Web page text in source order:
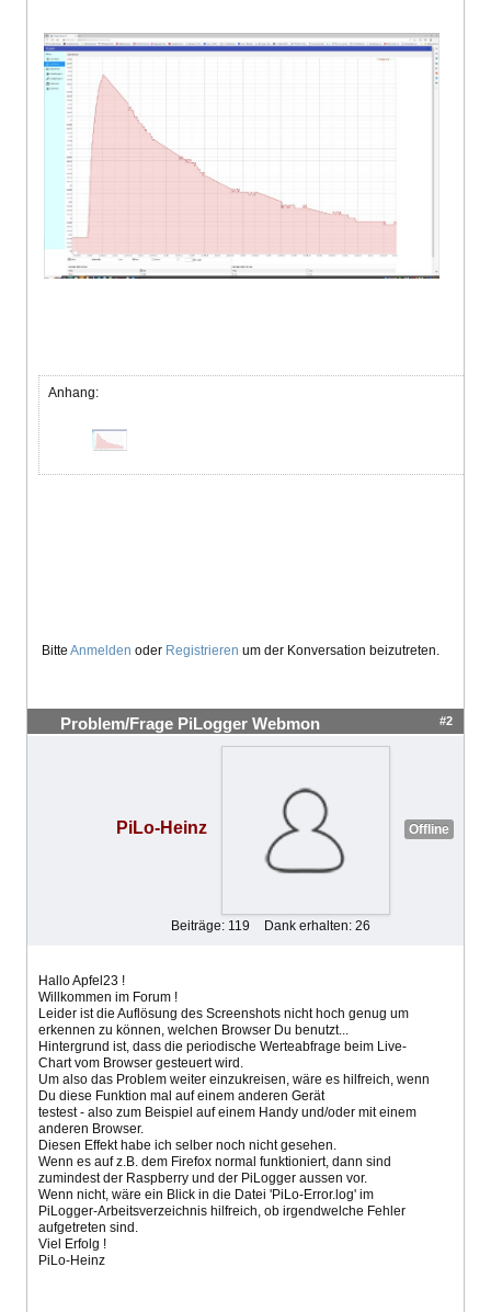
Anhang:
Bitte Anmelden oder Registrieren um der Konversation beizutreten.
Problem/Frage PiLogger Webmon #2
PiLo-Heinz Offline
Beiträge: 119 Dank erhalten: 26
Hallo Apfel23 !
Willkommen im Forum !
Leider ist die Auflösung des Screenshots nicht hoch genug um
erkennen zu können, welchen Browser Du benutzt...
Hintergrund ist, dass die periodische Werteabfrage beim Live-
Chart vom Browser gesteuert wird.
Um also das Problem weiter einzukreisen, wäre es hilfreich, wenn
Du diese Funktion mal auf einem anderen Gerät
testest - also zum Beispiel auf einem Handy und/oder mit einem
anderen Browser.
Diesen Effekt habe ich selber noch nicht gesehen.
Wenn es auf z.B. dem Firefox normal funktioniert, dann sind
zumindest der Raspberry und der PiLogger aussen vor.
Wenn nicht, wäre ein Blick in die Datei 'PiLo-Error.log' im
PiLogger-Arbeitsverzeichnis hilfreich, ob irgendwelche Fehler
aufgetreten sind.
Viel Erfolg !
PiLo-Heinz